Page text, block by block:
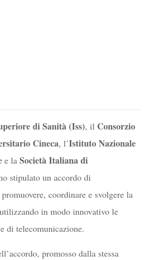
di Sanità (Iss), il Consorzio
Cineca, l’Istituto Nazionale
e la Società Italiana di
stipulato un accordo di
coordinare e svolgere la
in modo innovativo le
di telecomunicazione.
promosso dalla stessa